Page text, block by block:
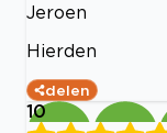
Jeroen
Hierden
delen
10